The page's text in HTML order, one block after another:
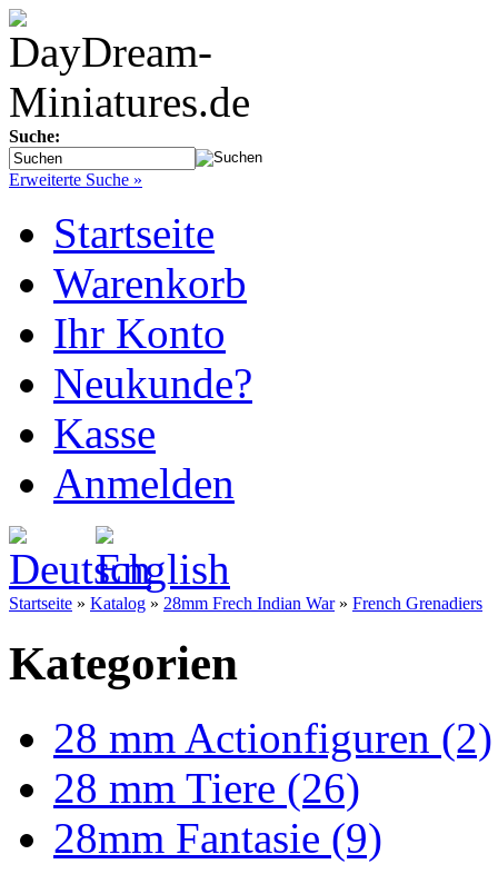
Suche:
Erweiterte Suche »
Startseite
Warenkorb
Ihr Konto
Neukunde?
Kasse
Anmelden
Startseite » Katalog » 28mm Frech Indian War» French Grenadiers
Kategorien
28 mm Actionfiguren (2)
28 mm Tiere (26)
28mm Fantasie (9)